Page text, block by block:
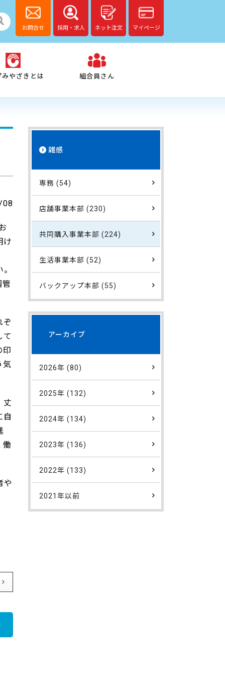
お問合せ 採用・求人 ネット注文 マイページ
みやざきとは 組合員さん
け
ぞ
て
印
気
丈
自
働
や
雑感
専務 (54)
店舗事業本部 (230)
共同購入事業本部 (224)
生活事業本部 (52)
バックアップ本部 (55)
アーカイブ
2026年 (80)
2025年 (132)
2024年 (134)
2023年 (136)
2022年 (133)
2021年以前